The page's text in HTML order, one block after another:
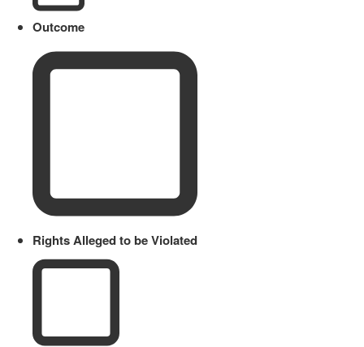
Outcome
Rights Alleged to be Violated